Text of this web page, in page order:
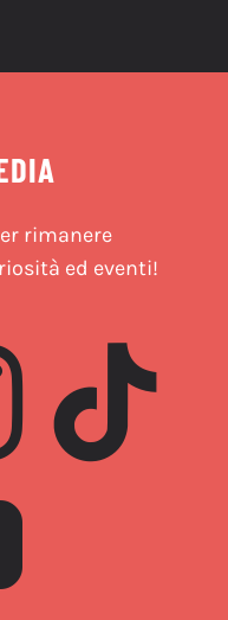
rimanere
ed eventi!